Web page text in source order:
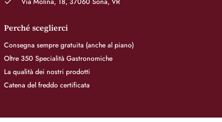
Perché sceglierci
Consegna sempre gratuita (anche al piano)
Oltre 350 Specialità Gastronomiche
La qualità dei nostri prodotti
Catena del freddo certificata